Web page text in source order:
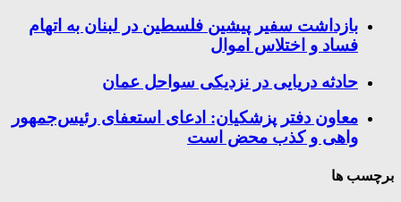
بازداشت سفیر پیشین فلسطین در لبنان به اتهام
فساد و اختلاس اموال
حادثه دریایی در نزدیکی سواحل عمان
معاون دفتر پزشکیان: ادعای استعفای رئیس‌جمهور
واهی و کذب محض است
برچسب ها